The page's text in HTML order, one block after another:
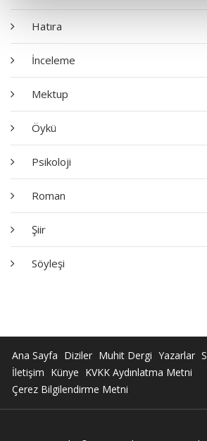
Hatıra
İnceleme
Mektup
Öykü
Psikoloji
Roman
Şiir
Söyleşi
Ana Sayfa Diziler Muhit Dergi Yazarlar
İletişim Künye KVKK Aydınlatma Metni
Çerez Bilgilendirme Metni